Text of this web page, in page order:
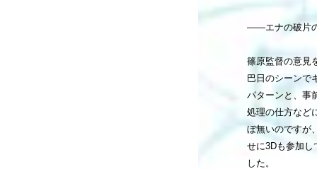
――エナの破片
篠原監督の意見
巴日のシーンで
パターンと、事
処理の仕方など
ぼ無いのですが
せに3Dも参加し
した。